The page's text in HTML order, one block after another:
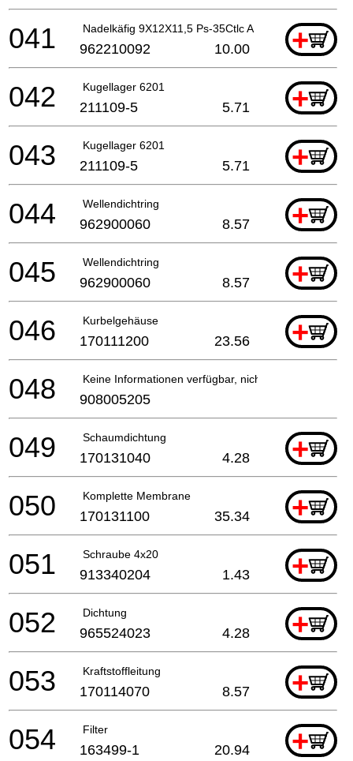
Nadelkäfig 9X12X11,5 Ps-35Ctlc A +
041 962210092 10.00
Kugellager 6201 +
042 211109-5 5.71
Kugellager 6201 +
043 211109-5 5.71
Wellendichtring +
044 962900060 8.57
Wellendichtring +
045 962900060 8.57
Kurbelgehäuse +
046 170111200 23.56
Keine Informationen verfügbar, nicht bestellbar
048 908005205
Schaumdichtung +
049 170131040 4.28
Komplette Membrane +
050 170131100 35.34
Schraube 4x20 +
051 913340204 1.43
Dichtung +
052 965524023 4.28
Kraftstoffleitung +
053 170114070 8.57
Filter +
054 163499-1 20.94